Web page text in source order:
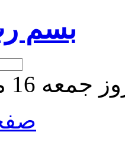
بسم
16 مرداد 1405